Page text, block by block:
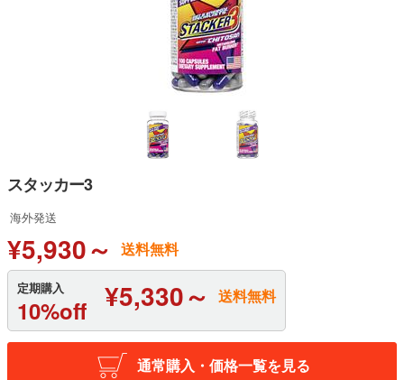
スタッカー3
海外発送
¥5,930～ 送料無料
定期購入
10%off ¥5,330～ 送料無料
通常購入・価格一覧を見る